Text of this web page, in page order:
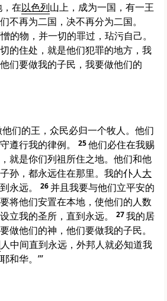
，在以色列山上，成为一国，有一王
不再为二国，决不再分为二国。
的物，并一切的罪过，玷污自己。
的住处，就是他们犯罪的地方，我
们要做我的子民，我要做他们的
他们的王，众民必归一个牧人。他们
遵行我的律例。
25他们必住在我赐
就是你们列祖所住之地。他们和他
孙，都永远住在那里。我的仆人大
永远。 26并且我要与他们立平安的
将他们安置在本地，使他们的人数
立我的圣所，直到永远。
27我的居
做他们的神，他们要做我的子民。
人中间直到永远，外邦人就必知道我
和华。’”